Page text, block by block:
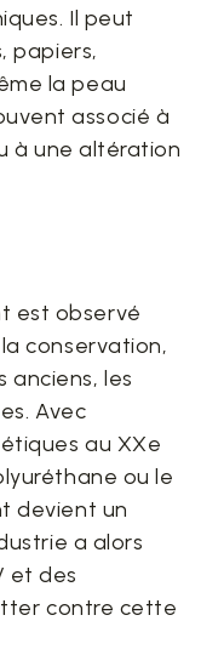
Il peut
papiers,
la peau
associé à
à une altération
est observé
conservation,
anciens, les
Avec
au XXe
ou le
devient un
a alors
et des
contre cette